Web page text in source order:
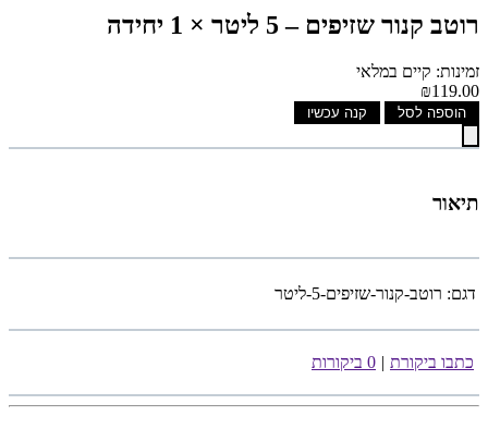
רוטב קנור שזיפים – 5 ליטר × 1 יחידה
זמינות: קיים במלאי
₪119.00
הוספה לסל קנה עכשיו
תיאור
דגם: רוטב-קנור-שזיפים-5-ליטר
כתבו ביקורת | 0 ביקורות